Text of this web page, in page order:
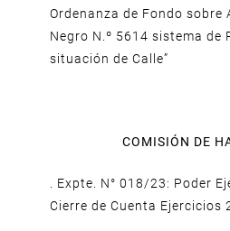
Ordenanza de Fondo sobre
Negro N.º 5614 sistema de
situación de Calle”
COMISIÓN DE
. Expte. N° 018/23: Poder
Cierre de Cuenta Ejercicios